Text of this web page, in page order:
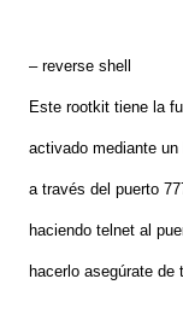
– reverse shell
Este rootkit tiene la
activado mediante
a través del puerto
haciendo telnet al
hacerlo asegúrate